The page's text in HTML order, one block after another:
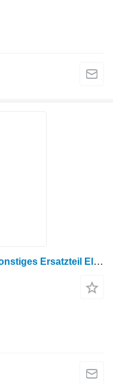
Konektor lampi D1S 87473403 sonstiges Ersatzteil Elektrik für Case IH Radtraktor